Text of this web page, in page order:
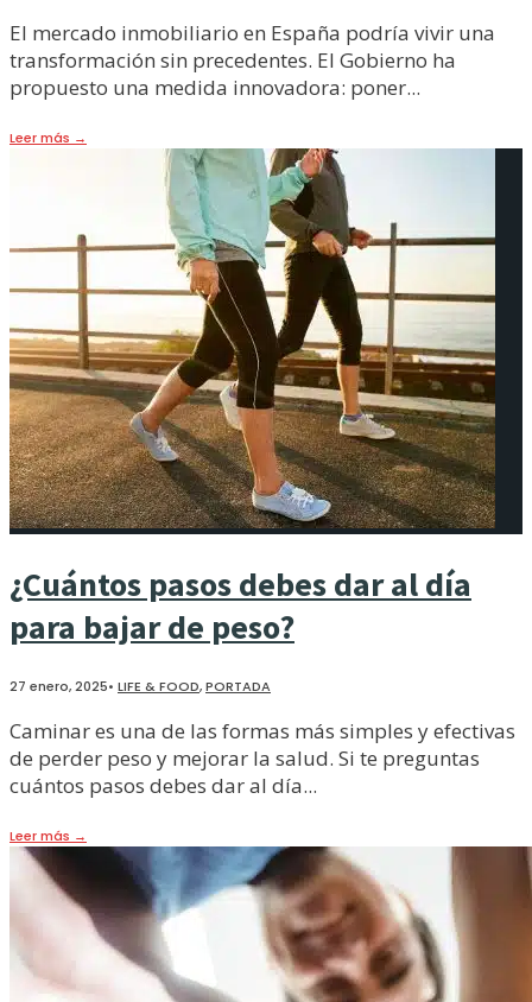
El mercado inmobiliario en España podría vivir una
transformación sin precedentes. El Gobierno ha
propuesto una medida innovadora: poner...
Leer más →
¿Cuántos pasos debes dar al día
para bajar de peso?
27 enero, 2025• LIFE & FOOD,PORTADA
Caminar es una de las formas más simples y efectivas
de perder peso y mejorar la salud. Si te preguntas
cuántos pasos debes dar al día...
Leer más →